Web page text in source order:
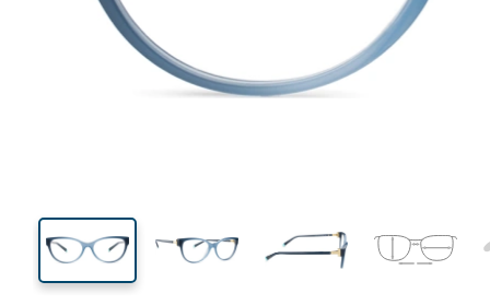
39 mm
Largeur des verres Largeur des verres